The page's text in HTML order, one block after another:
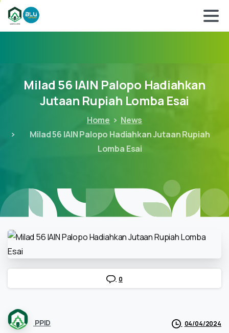
Milad 56 IAIN Palopo Hadiahkan
Jutaan Rupiah Lomba Esai
Home
News
Milad 56 IAIN Palopo Hadiahkan Jutaan Rupiah
Lomba Esai
0
PPID 04/04/2024